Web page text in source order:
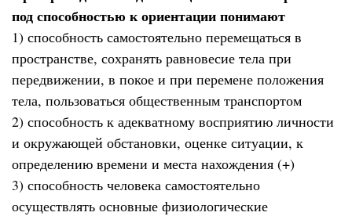
под способностью к ориентации понимают
1) способность самостоятельно перемещаться в
пространстве, сохранять равновесие тела при
передвижении, в покое и при перемене положения
тела, пользоваться общественным транспортом
2) способность к адекватному восприятию личности
и окружающей обстановки, оценке ситуации, к
определению времени и места нахождения (+)
3) способность человека самостоятельно
осуществлять основные физиологические